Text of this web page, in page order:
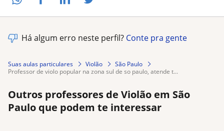
Há algum erro neste perfil? Conte pra gente
Suas aulas particulares Violão
São Paulo
professor de violo popular na zona sul de so paulo, atende t...
Outros professores de Violão em São
Paulo que podem te interessar